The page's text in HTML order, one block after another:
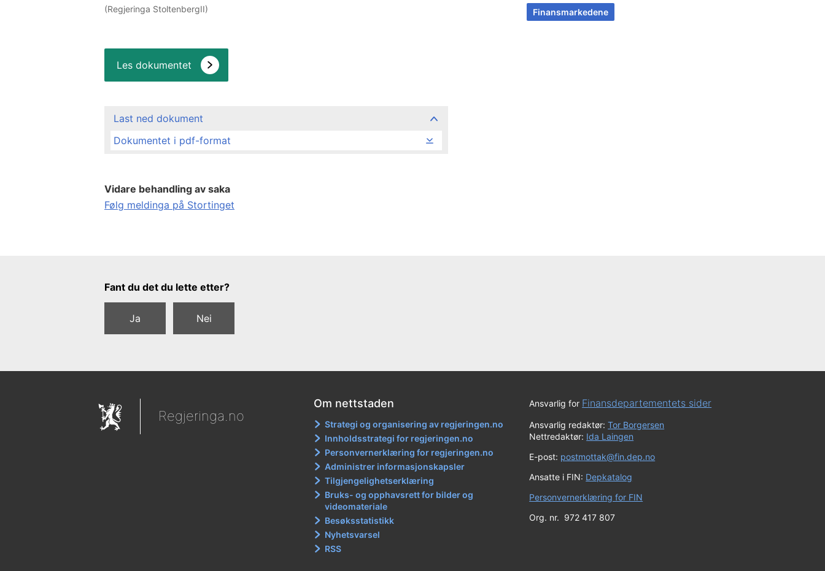
(Regjeringa StoltenbergII)
Les dokumentet
Last ned dokument
Dokumentet i pdf-format
Vidare behandling av saka
Følg meldinga på Stortinget
Finansmarkedene
Tilbakemeldingsskjema
Fant du det du lette etter?
Ja Nei
Regjeringa.no
Om nettstaden
Strategi og organisering av regjeringen.no
Innholdsstrategi for regjeringen.no
Personvernerklæring for regjeringen.no
Administrer informasjonskapsler
Tilgjengelighetserklæring
Bruks- og opphavsrett for bilder og
videomateriale
Besøksstatistikk
Nyhetsvarsel
RSS
Ansvarlig for Finansdepartementets sider
Ansvarlig redaktør:Tor Borgersen
Nettredaktør: Ida Laingen
E-post: postmottak@fin.dep.no
Ansatte i FIN: Depkatalog
Personvernerklæring for FIN
Org. nr. 972 417 807